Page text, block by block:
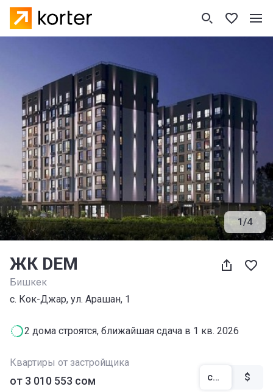
1/4
ЖК DEM
Бишкек
с. Кок-Джар, ул. Арашан, 1
2 дома строятся, ближайшая сдача в 1 кв. 2026
Квартиры от застройщика
от ‍3 010 553 сом сом $